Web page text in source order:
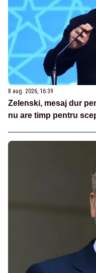
8 aug. 2026, 16:39
Zelenski, mesaj dur
nu are timp pentru